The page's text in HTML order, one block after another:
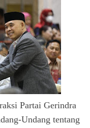
Partai Gerindra
Undang tentang